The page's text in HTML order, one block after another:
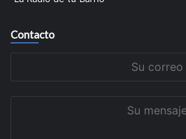
Contacto